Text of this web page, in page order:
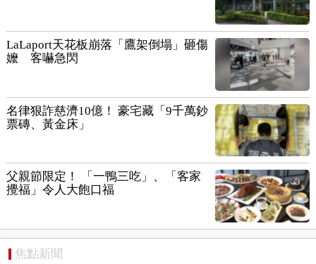
LaLaport天花板崩落「鷹架倒塌」砸傷
嬤 客嚇急閃
名律狠詐慈濟10億！ 豪宅藏「9千萬鈔
票磚、黃金床」
父親節限定！ 「一鴨三吃」、「客家
攪福」令人大飽口福
焦點新聞